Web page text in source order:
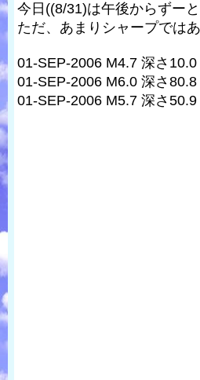
今日((8/31)は午後からずー
ただ、あまりシャープではあ
01-SEP-2006 M4.7 深さ
01-SEP-2006 M6.0 深さ
01-SEP-2006 M5.7 深さ